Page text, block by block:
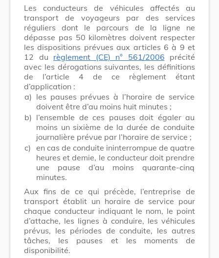
Les conducteurs de véhicules affectés au
transport de voyageurs par des services
réguliers dont le parcours de la ligne ne
dépasse pas 50 kilomètres doivent respecter
les dispositions prévues aux articles 6 à 9 et
12 du règlement (CE) n° 561/2006 précité
avec les dérogations suivantes, les définitions
de l’article 4 de ce règlement étant
d’application :
a) les pauses prévues à l’horaire de service
doivent être d’au moins huit minutes ;
b) l’ensemble de ces pauses doit égaler au
moins un sixième de la durée de conduite
journalière prévue par l’horaire de service ;
c) en cas de conduite ininterrompue de quatre
heures et demie, le conducteur doit prendre
une pause d’au moins quarante-cinq
minutes.
Aux fins de ce qui précède, l’entreprise de
transport établit un horaire de service pour
chaque conducteur indiquant le nom, le point
d’attache, les lignes à conduire, les véhicules
prévus, les périodes de conduite, les autres
tâches, les pauses et les moments de
disponibilité.